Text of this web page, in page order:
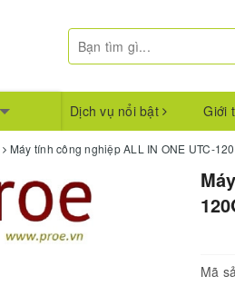
Dịch vụ nổi bật Giới
Máy tính công nghiệp ALL IN ONE UTC-
Mã